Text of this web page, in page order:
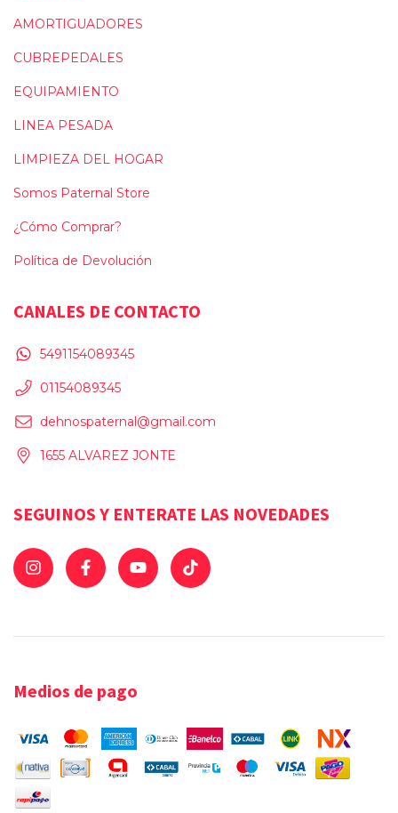
AMORTIGUADORES
CUBREPEDALES
EQUIPAMIENTO
LINEA PESADA
LIMPIEZA DEL HOGAR
Somos Paternal Store
¿Cómo Comprar?
Política de Devolución
CANALES DE CONTACTO
5491154089345
01154089345
dehnospaternal@gmail.com
1655 ALVAREZ JONTE
SEGUINOS Y ENTERATE LAS NOVEDADES
Medios de pago